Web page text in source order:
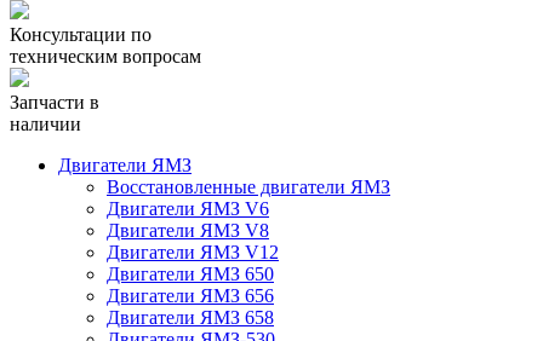
Консультации по
техническим вопросам
Запчасти в
наличии
Двигатели ЯМЗ
Восстановленные двигатели ЯМЗ
Двигатели ЯМЗ V6
Двигатели ЯМЗ V8
Двигатели ЯМЗ V12
Двигатели ЯМЗ 650
Двигатели ЯМЗ 656
Двигатели ЯМЗ 658